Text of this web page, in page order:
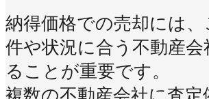
納得価格での売却には、
件や状況に合う不動産会
ることが重要です。